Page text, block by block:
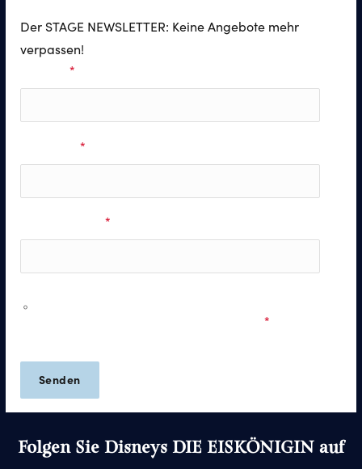
Der STAGE NEWSLETTER: Keine Angebote mehr
verpassen!
*
*
*
*
Folgen Sie Disneys DIE EISKÖNIGIN auf